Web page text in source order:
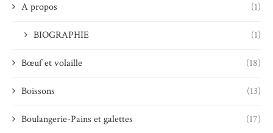
A propos (1)
BIOGRAPHIE (1)
Bœuf et volaille (18)
Boissons (13)
Boulangerie-Pains et galettes (17)